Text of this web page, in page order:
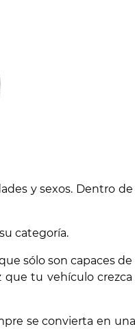
y sexos. Dentro
categoría.
sólo son capaces
tu vehículo
se convierta en